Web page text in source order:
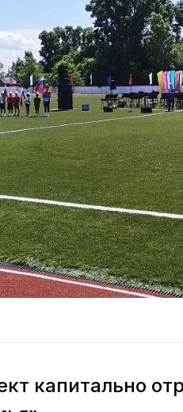
капитально